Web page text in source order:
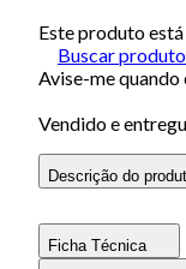
Este produto
Buscar
Avise-me
Vendido e
Descrição do
Ficha Técnica